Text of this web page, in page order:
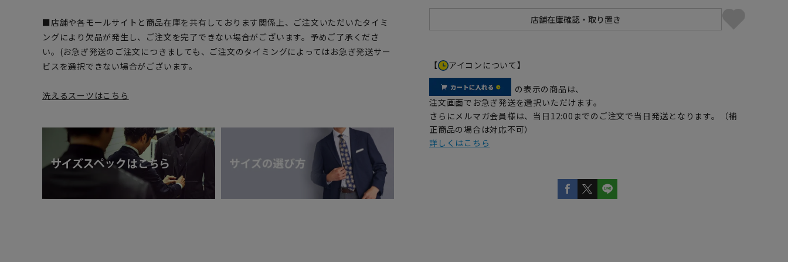
■店舗や各モールサイトと商品在庫を共有しております関係上、ご注文いただいたタイミ
ングにより欠品が発生し、ご注文を完了できない場合がございます。予めご了承くださ
い。(お急ぎ発送のご注文につきましても、ご注文のタイミングによってはお急ぎ発送サー
ビスを選択できない場合がございます。
洗えるスーツはこちら
【 アイコンについて】
の表示の商品は、
注文画面でお急ぎ発送を選択いただけます。
さらにメルマガ会員様は、当日12:00までのご注文で当日発送となります。（補
正商品の場合は対応不可）
詳しくはこちら